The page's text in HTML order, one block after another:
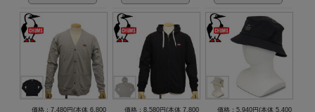
価格：7,480円(本体 6,800
価格：8,580円(本体 7,800
価格：5,940円(本体 5,400